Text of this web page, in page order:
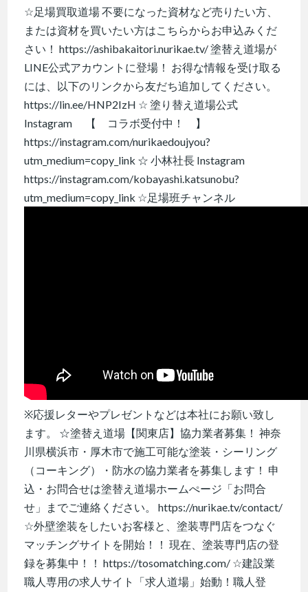
☆足場買取道場 不要になった資材など売りたい方、
または資材を買いたい方はこちらからお申込みくだ
さい！ https://ashibakaitori.nurikae.tv/ 塗替え道場が
LINE公式アカウントに登場！ お得な情報を受け取る
には、以下のリンクから友だち追加してください。
https://lin.ee/HNP2IzH ☆ 塗り替え道場公式
Instagram 【 コラボ受付中！ 】
https://instagram.com/nurikaedoujyou?
utm_medium=copy_link ☆ 小林社長 Instagram
https://instagram.com/kobayashi.katsunobu?
utm_medium=copy_link ☆足場班チャンネル
※応援レターやプレゼントなどは本社にお願い致し
ます。 ☆塗替え道場【関東店】協力業者募集！ 神奈
川県横浜市・厚木市で施工可能な塗装・シーリング
（コーキング）・防水の協力業者を募集します！ 申
込・お問合せは塗替え道場ホームぺージ「お問合
せ」までご連絡ください。 https://nurikae.tv/contact/
☆外壁塗装をしたいお客様と、塗装専門店をつなぐ
マッチングサイトを開始！！ 現在、塗装専門店の登
録を募集中！！ https://tosomatching.com/ ☆建設業
職人専用の求人サイト「求人道場」始動！職人登